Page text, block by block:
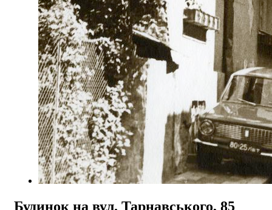
Будинок на вул. Тарнавського, 85